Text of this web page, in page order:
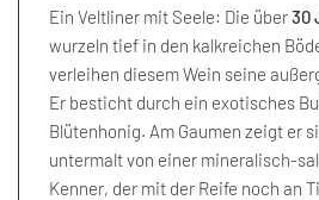
Ein Veltliner mit Seele: Die über30
wurzeln tief in den kalkreichen
verleihen diesem Wein seine
Er besticht durch ein exotisches
Blütenhonig. Am Gaumen zeigt er
untermalt von einer mineralisch-
Kenner, der mit der Reife noch an